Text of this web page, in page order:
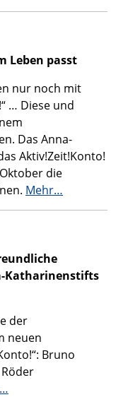
Leben passt
nur noch mit
… Diese und
Das Anna-
Aktiv!Zeit!Konto!
die
Mehr…
Katharinenstifts
der
neuen
Bruno